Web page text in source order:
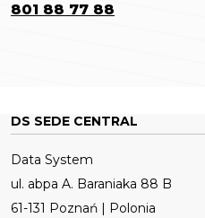
801 88 77 88
DS SEDE CENTRAL
Data System
ul. abpa A. Baraniaka 88 B
61-131 Poznań | Polonia